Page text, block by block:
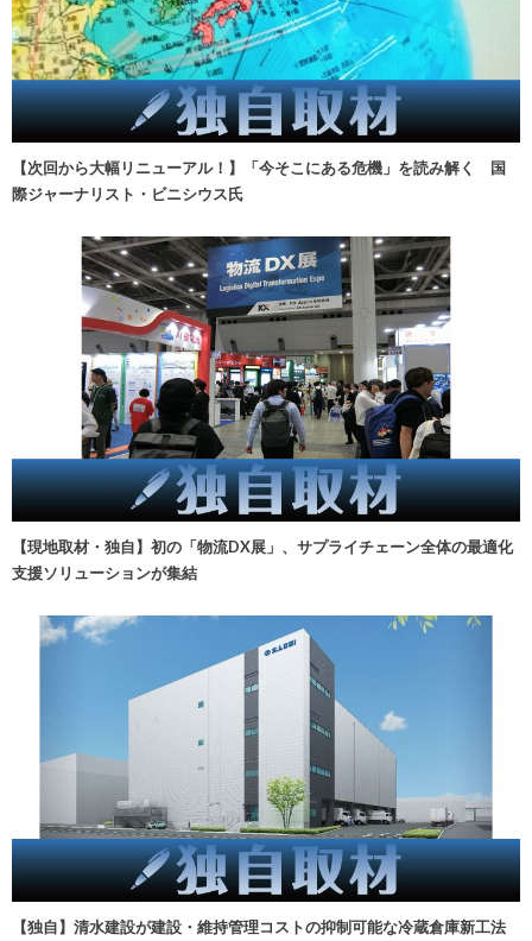
【次回から大幅リニューアル！】「今そこにある危機」を読み解く 国
際ジャーナリスト・ビニシウス氏
【現地取材・独自】初の「物流DX展」、サプライチェーン全体の最適化
支援ソリューションが集結
【独自】清水建設が建設・維持管理コストの抑制可能な冷蔵倉庫新工法